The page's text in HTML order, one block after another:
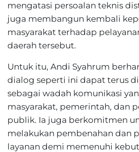
mengatasi persoalan teknis
juga membangun kembali
masyarakat terhadap
daerah tersebut.
Untuk itu, Andi Syahrum
dialog seperti ini dapat terus
sebagai wadah komunikasi
masyarakat, pemerintah, dan
publik. Ia juga berkomitmen
melakukan pembenahan dan
layanan demi memenuhi